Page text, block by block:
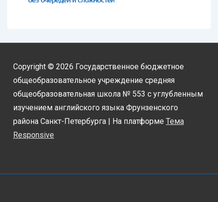
Copyright © 2026 Государственное бюджетное
общеобразовательное учреждение средняя
общеобразовательная школа № 553 с углубленным
изучением английского языка Фрунзенского
района Санкт-Петербурга | На платформе Тема
Responsive